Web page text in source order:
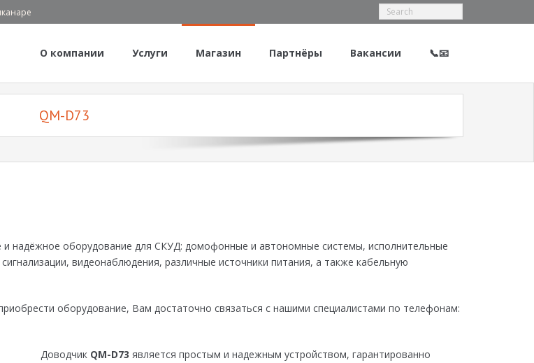
О компании Услуги Магазин Партнёры Вакансии 📞📧
QM-D73
и надёжное оборудование для СКУД: домофонные и автономные системы, исполнительные
видеонаблюдения, различные источники питания, а также кабельную
оборудование, Вам достаточно связаться с нашими специалистами по телефонам:
Доводчик QM-D73 является простым и надежным устройством, гарантированно